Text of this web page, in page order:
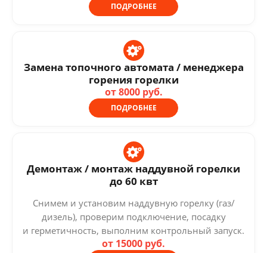
ПОДРОБНЕЕ
Замена топочного автомата / менеджера
горения горелки
от 8000 руб.
ПОДРОБНЕЕ
Демонтаж / монтаж наддувной горелки
до 60 квт
Снимем и установим наддувную горелку (газ/
дизель), проверим подключение, посадку
и герметичность, выполним контрольный запуск.
от 15000 руб.